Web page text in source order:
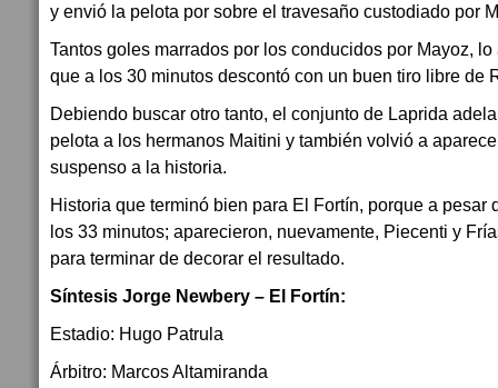
y envió la pelota por sobre el travesaño custodiado por
Tantos goles marrados por los conducidos por Mayoz,
que a los 30 minutos descontó con un buen tiro libre de
Debiendo buscar otro tanto, el conjunto de Laprida
pelota a los hermanos Maitini y también volvió a
suspenso a la historia.
Historia que terminó bien para El Fortín, porque a pesar
los 33 minutos; aparecieron, nuevamente, Piecenti y
para terminar de decorar el resultado.
Síntesis Jorge Newbery – El Fortín:
Estadio: Hugo Patrula
Árbitro: Marcos Altamiranda